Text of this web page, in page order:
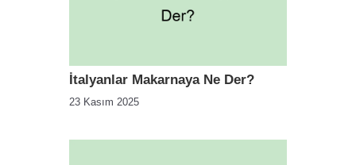
İtalyanlar Makarnaya Ne Der?
23 Kasım 2025